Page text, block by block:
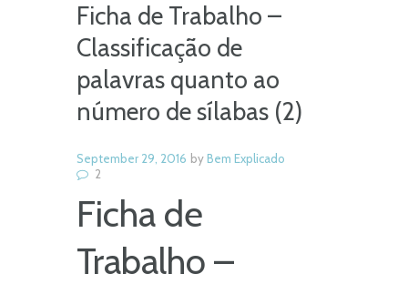
Ficha de Trabalho –
Classificação de
palavras quanto ao
número de sílabas (2)
September 29, 2016 byBem Explicado
2
Ficha de
Trabalho –